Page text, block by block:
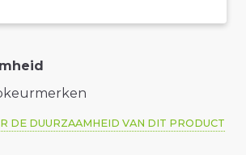
DE DUURZAAMHEID VAN DIT PRODUCT